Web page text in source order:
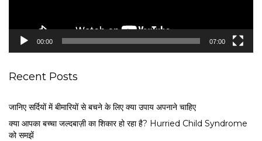
00:00 07:00
Recent Posts
जानिए सर्दियों में बीमारियों से बचने के लिए क्या उपाय अपनाने चाहिए
क्या आपका बच्चा जल्दबाज़ी का शिकार हो रहा है? Hurried Child Syndrome
को समझें